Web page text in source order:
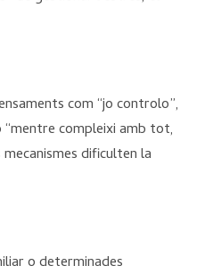
com “jo controlo”,
“mentre compleixi amb tot,
dificulten la
o determinades